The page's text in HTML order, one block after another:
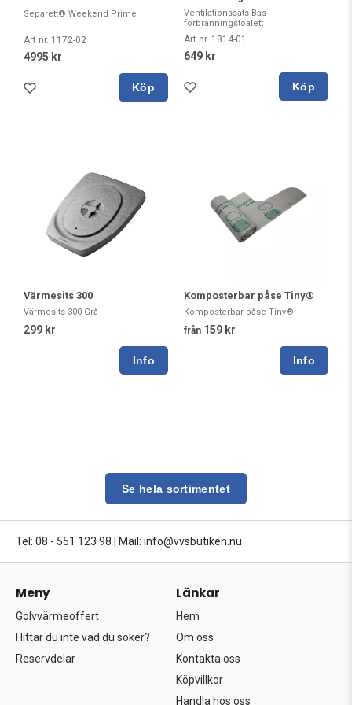
Separett® Weekend Prime
Art nr. 1172-02
4995 kr
Köp
Ventilationssats Bas
förbränningstoalett
Art nr. 1814-01
649 kr
Köp
Värmesits 300
Värmesits 300 Grå
299 kr
Komposterbar påse Tiny®
Komposterbar påse Tiny®
från 159 kr
Se hela sortimentet
Tel: 08 - 551 123 98 Mail: info@vvsbutiken.nu
Meny
Golvvärmeoffert
Hittar du inte vad du söker?
Reservdelar
Länkar
Hem
Om oss
Kontakta oss
Köpvillkor
Handla hos oss